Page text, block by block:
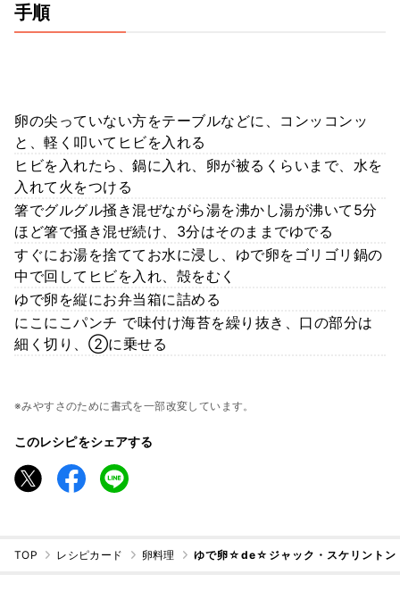
手順
卵の尖っていない方をテーブルなどに、コンッコンッ
と、軽く叩いてヒビを入れる
ヒビを入れたら、鍋に入れ、卵が被るくらいまで、水を
入れて火をつける
箸でグルグル掻き混ぜながら湯を沸かし湯が沸いて5分
ほど箸で掻き混ぜ続け、3分はそのままでゆでる
すぐにお湯を捨ててお水に浸し、ゆで卵をゴリゴリ鍋の
中で回してヒビを入れ、殻をむく
ゆで卵を縦にお弁当箱に詰める
にこにこパンチ で味付け海苔を繰り抜き、口の部分は
細く切り、②に乗せる
※みやすさのために書式を一部改変しています。
このレシピをシェアする
TOP レシピカード 卵料理 ゆで卵☆de☆ジャック・スケリントン